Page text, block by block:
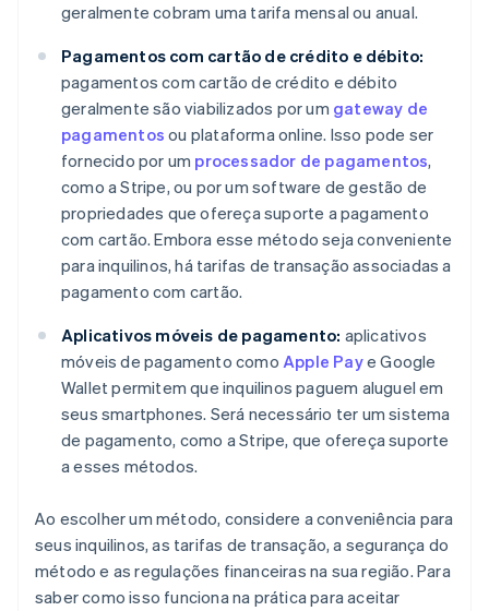
geralmente cobram uma tarifa mensal ou anual.
Pagamentos com cartão de crédito e débito:
pagamentos com cartão de crédito e débito
geralmente são viabilizados por um gateway de
pagamentos ou plataforma online. Isso pode ser
fornecido por um processador de pagamentos,
como a Stripe, ou por um software de gestão de
propriedades que ofereça suporte a pagamento
com cartão. Embora esse método seja conveniente
para inquilinos, há tarifas de transação associadas a
pagamento com cartão.
Aplicativos móveis de pagamento: aplicativos
móveis de pagamento como Apple Paye Google
Wallet permitem que inquilinos paguem aluguel em
seus smartphones. Será necessário ter um sistema
de pagamento, como a Stripe, que ofereça suporte
a esses métodos.
Ao escolher um método, considere a conveniência para
seus inquilinos, as tarifas de transação, a segurança do
método e as regulações financeiras na sua região. Para
saber como isso funciona na prática para aceitar